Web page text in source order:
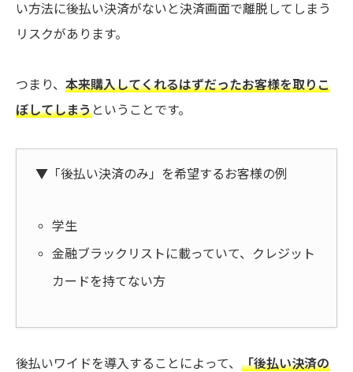
い方法に後払い決済がないと決済画面で離脱してしまう
リスクがあります。
つまり、 本来購入してくれるはずだったお客様を取りこ
ぼしてしまうということです。
▼「後払い決済のみ」を希望するお客様の例
学生
金融ブラックリストに載っていて、クレジット
カードを持てない方
後払いワイドを導入することによって、 「後払い決済の